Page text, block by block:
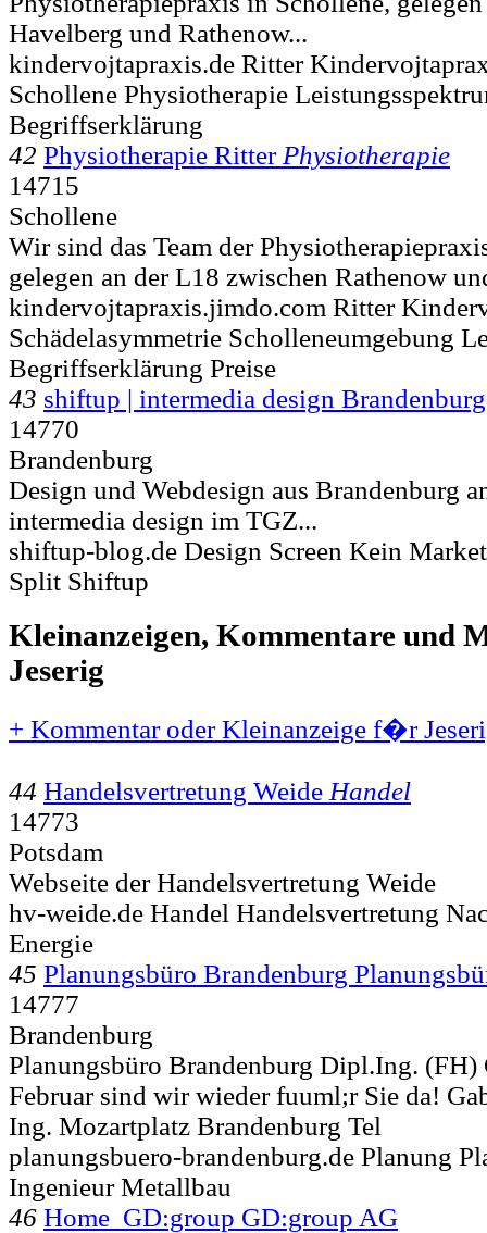
Havelberg und Rathenow...
kindervojtapraxis.de Ritter
Schollene Physiotherapie
Begriffserklärung
42 Physiotherapie Ritter Physiotherapie
14715
Schollene
Wir sind das Team der
gelegen an der L18 zwischen Rathenow
kindervojtapraxis.jimdo.com Ritter
Schädelasymmetrie Scholleneumgebung
Begriffserklärung Preise
43 shiftup | intermedia design
14770
Brandenburg
Design und Webdesign aus Brandenburg
intermedia design im TGZ...
shiftup-blog.de Design Screen Kein
Split Shiftup
Kleinanzeigen, Kommentare und
Jeserig
+ Kommentar oder Kleinanzeige f�r
44 Handelsvertretung Weide Handel
14773
Potsdam
Webseite der Handelsvertretung Weide
hv-weide.de Handel Handelsvertretung
Energie
45 Planungsbüro Brandenburg
14777
Brandenburg
Planungsbüro Brandenburg Dipl.Ing. (FH)
Februar sind wir wieder fuuml;r Sie da!
Ing. Mozartplatz Brandenburg Tel
planungsbuero-brandenburg.de Planung
Ingenieur Metallbau
46 Home GD:group GD:group AG